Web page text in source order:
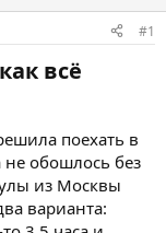
#1
всё
поехать в
не обошлось без
из Москвы
варианта: